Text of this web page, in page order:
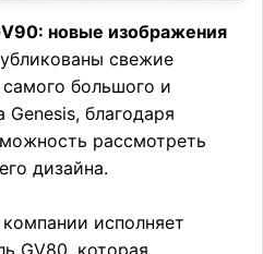
новые изображения
свежие
большого и
благодаря
рассмотреть
дизайна.
исполняет
GV80, которая